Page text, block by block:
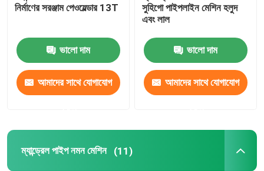
নির্মাণের সরঞ্জাম পেওয়েল্ডার 13T
ভালো দাম
আমাদের সাথে যোগাযোগ
সুহিগো পাইপলাইন মেশিন হলুদ
এবং লাল
ভালো দাম
আমাদের সাথে যোগাযোগ
ম্যান্ড্রেল পাইপ নমন মেশিন (11)